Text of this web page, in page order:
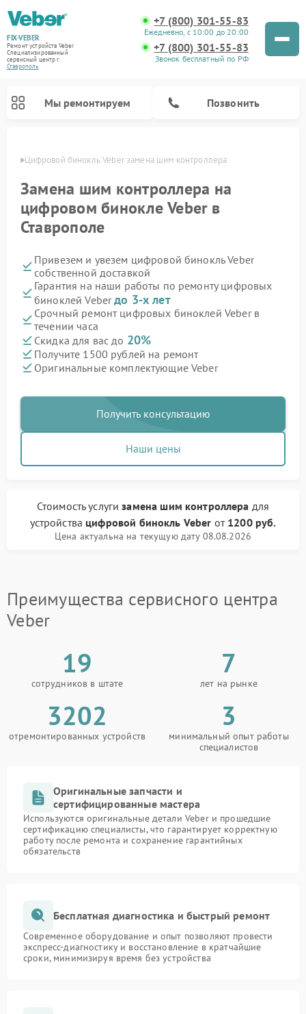
FIX-VEBER
Ремонт устройств Veber
Специализированный
cервисный центр г.
Ставрополь
+7 (800) 301-55-83
Ежедневно, с 10:00 до 20:00
+7 (800) 301-55-83
Звонок бесплатный по РФ
Мы ремонтируем Позвонить
Цифровой бинокль Veber замена шим контроллера
Замена шим контроллера на
цифровом бинокле Veber в
Ставрополе
Привезем и увезем цифровой бинокль Veber
собственной доставкой
Гарантия на наши работы по ремонту цифровых
биноклей Veberдо 3-х лет
Срочный ремонт цифровых биноклей Veber в
течении часа
Скидка для вас до 20%
Получите 1500 рублей на ремонт
Оригинальные комплектующие Veber
Получить консультацию
Наши цены
Стоимость услугизамена шим контроллера для
устройства цифровой бинокль Veber от 1200 руб.
Цена актуальна на текущую дату 08.08.2026
Преимущества сервисного центра
Veber
19
сотрудников в штате
7
лет на рынке
3202
отремонтированных устройств
3
минимальный опыт работы
специалистов
Оригинальные запчасти и
сертифицированные мастера
Используются оригинальные детали Veber и прошедшие
сертификацию специалисты, что гарантирует корректную
работу после ремонта и сохранение гарантийных
обязательств
Бесплатная диагностика и быстрый ремонт
Современное оборудование и опыт позволяют провести
экспресс-диагностику и восстановление в кратчайшие
сроки, минимизируя время без устройства